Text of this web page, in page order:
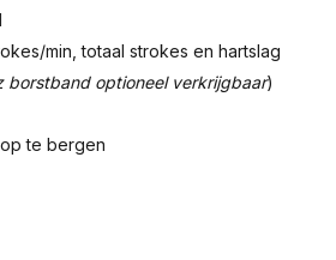
min, totaal strokes en hartslag
borstband optioneel verkrijgbaar)
te bergen